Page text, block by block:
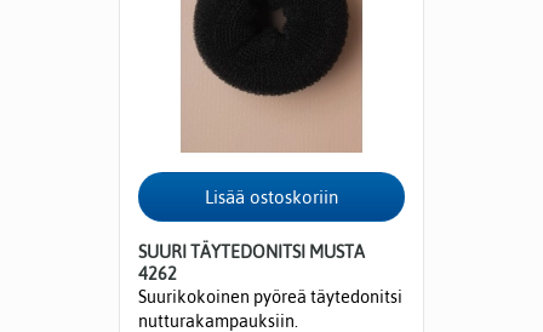
SUURI TÄYTEDONITSI MUSTA
4262
Suurikokoinen pyöreä täytedonitsi
nutturakampauksiin.